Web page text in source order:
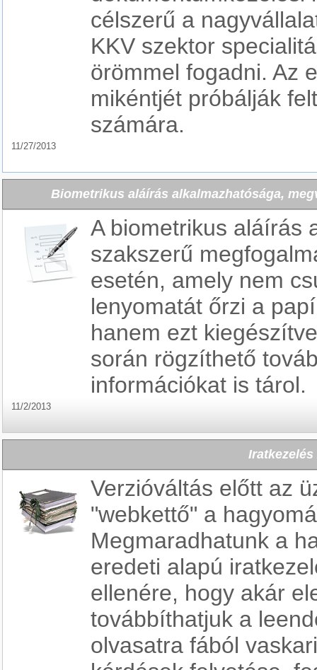
célszerű a
KKV szektor
örömmel fogadni. Az
mikéntjét próbálják
számára.
11/27/2013
Biometrikus aláírás alkalmazhatósága,
A biometrikus aláírás
szakszerű
esetén, amely nem
lenyomatát őrzi a
hanem ezt
során rögzíthető
információkat is tárol.
11/2/2013
Iratkezelés
Verzióváltás előtt az
"webkettő" a
Megmaradhatunk a
eredeti alapú
ellenére, hogy akár
továbbíthatjuk a
olvasatra fából